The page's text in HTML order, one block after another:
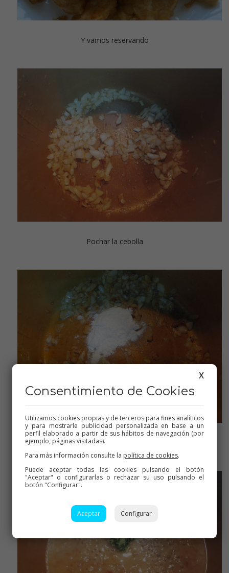
Y vamos reservando
Pochar la cebolla
Tostar un poco la harina
X
Consentimiento de Cookies
Utilizamos cookies propias y de terceros para fines analíticos
y para mostrarle publicidad personalizada en base a un
perfil elaborado a partir de sus hábitos de navegación (por
ejemplo, páginas visitadas).
Para más información consulte la política de cookies.
Puede aceptar todas las cookies pulsando el botón
"Aceptar" o configurarlas o rechazar su uso pulsando el
botón "Configurar".
Aceptar Configurar